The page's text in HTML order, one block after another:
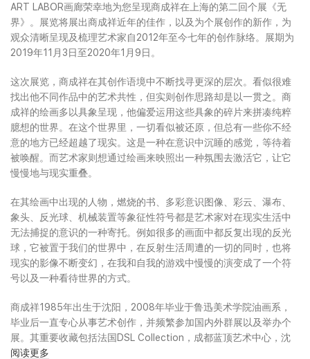
ART LABOR画廊荣幸地为您呈现商成祥在上海的第二回个展《无
界》。展览将展出商成祥近年的佳作，以及为个展创作的新作，为
观众清晰呈现及梳理艺术家自2012年至今七年的创作脉络。展期为
2019年11月3日至2020年1月9日。
这次展览，商成祥在其创作语境中不断找寻更深的层次。看似很难
找出他不同作品中的艺术共性，但实则创作思路却是以一贯之。商
成祥的绘画多以具象呈现，他偏爱运用这些具象的碎片来拼凑纯粹
臆想的世界。在这个世界里，一切看似被还原，但总有一些你不经
意的地方已经超越了现实。这是一种在意识中沉睡的感觉，等待着
被唤醒。而艺术家则想通过绘画来映照出一种氛围去激活它，让它
慢慢地与现实重叠。
在其绘画中出现的人物，燃烧的书、多彩意识图像、彩云、瀑布、
象头、反光球、机械装置等象征性符号都是艺术家对在现实生活中
无法捕捉的意识的一种寄托。例如很多的画面中都反复出现的反光
球，它被置于我们的世界中，在反射生活周遭的一切的同时，也将
现实的影像不断变幻，在我和自我的游戏中慢慢的演变成了一个符
号以及一种看待世界的方式。
商成祥1985年出生于沈阳，2008年毕业于鲁迅美术学院油画系，
毕业后一直专心从事艺术创作，并频繁参加国内外群展以及举办个
展。其重要收藏包括法国DSL Collection，成都蓝顶艺术中心，沈
阳美国领事馆，苏州金鸡湖美术馆，以及希腊Copelouzos Family
阅读更多